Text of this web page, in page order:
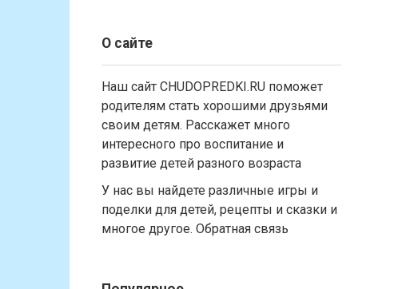
О сайте
Наш сайт CHUDOPREDKI.RU поможет
родителям стать хорошими друзьями
своим детям. Расскажет много
интересного про воспитание и
развитие детей разного возраста
У нас вы найдете различные игры и
поделки для детей, рецепты и сказки и
многое другое. Обратная связь